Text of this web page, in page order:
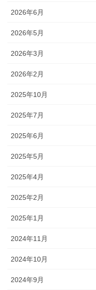
2026年6月
2026年5月
2026年3月
2026年2月
2025年10月
2025年7月
2025年6月
2025年5月
2025年4月
2025年2月
2025年1月
2024年11月
2024年10月
2024年9月